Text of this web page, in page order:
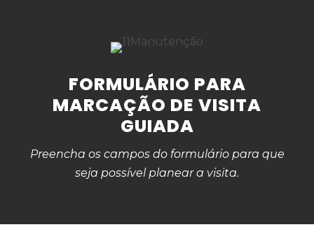
FORMULÁRIO PARA
MARCAÇÃO DE VISITA
GUIADA
Preencha os campos do formulário para que
seja possível planear a visita.